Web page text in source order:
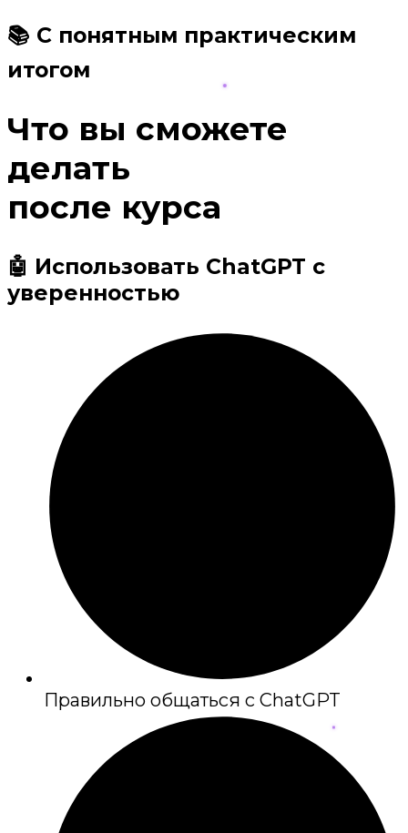
📚 С понятным практическим
итогом
Что вы сможете
делать
после курса
🤖 Использовать ChatGPT с
уверенностью
Правильно общаться с ChatGPT